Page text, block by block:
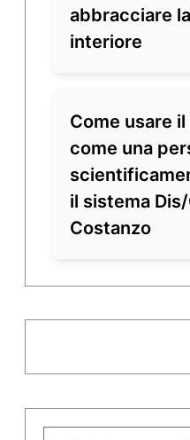
abbracciare
interiore
Come usare
come una
il sistema
Costanzo
Digita la tua e-mail...